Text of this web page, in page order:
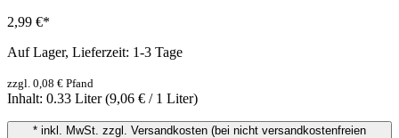
2,99 €*
Auf Lager, Lieferzeit: 1-3 Tage
zzgl. 0,08 € Pfand
Inhalt: 0.33 Liter(9,06 € / 1 Liter)
* inkl. MwSt. zzgl. Versandkosten (bei nicht versandkostenfreien